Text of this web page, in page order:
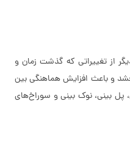
از تغییراتی که گذشت زمان و
و باعث افزایش هماهنگی بین
پل بینی، نوک بینی و سوراخ‌های